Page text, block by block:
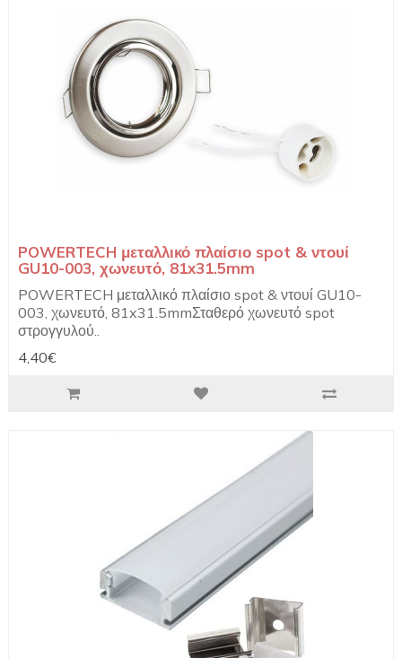
POWERTECH μεταλλικό πλαίσιο spot & ντουί
GU10-003, χωνευτό, 81x31.5mm
POWERTECH μεταλλικό πλαίσιο spot & ντουί GU10-
003, χωνευτό, 81x31.5mmΣταθερό χωνευτό spot
στρογγυλού..
4,40€